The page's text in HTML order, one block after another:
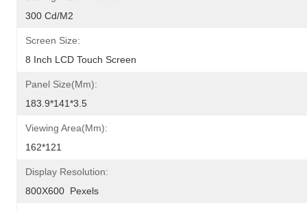
300 Cd/m2
Screen Size:
8 Inch LCD Touch Screen
Panel Size(mm):
183.9*141*3.5
Viewing Area(mm):
162*121
Display Resolution:
800X600  Pexels